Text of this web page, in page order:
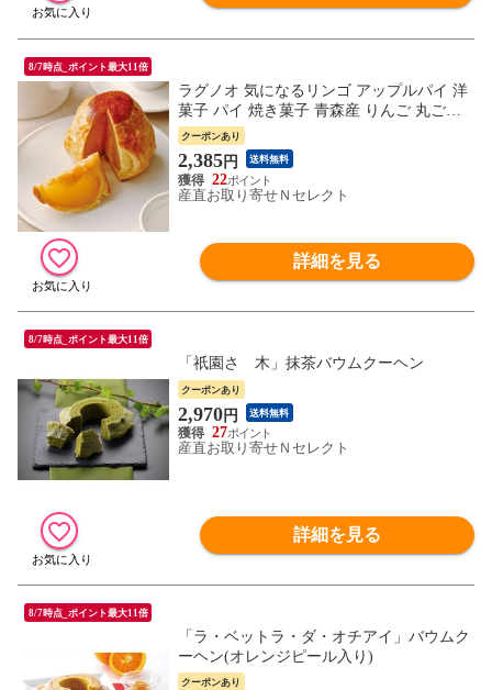
8/7時点_ポイント最大11倍
ラグノオ 気になるリンゴ アップルパイ 洋
菓子 パイ 焼き菓子 青森産 りんご 丸ごと
贅沢 スイーツ デザート おやつ ご当地スイ
ーツ お取り寄せスイーツ 東京 ラグノオさ
さき
クーポンあり
2,385円 送料無料
22
産直お取り寄せＮセレクト
詳細を見る
8/7時点_ポイント最大11倍
「祇園さゝ木」抹茶バウムクーヘン
クーポンあり
2,970円 送料無料
27
産直お取り寄せＮセレクト
詳細を見る
8/7時点_ポイント最大11倍
「ラ・ベットラ・ダ・オチアイ」バウムク
ーヘン(オレンジピール入り)
クーポンあり